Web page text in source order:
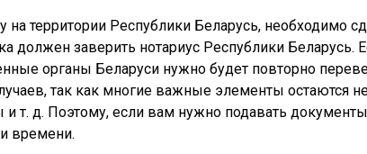
территории Республики Беларусь, необходимо
должен заверить нотариус Республики Беларусь.
органы Беларуси нужно будет повторно
так как многие важные элементы остаются
и т. д. Поэтому, если вам нужно подавать
времени.